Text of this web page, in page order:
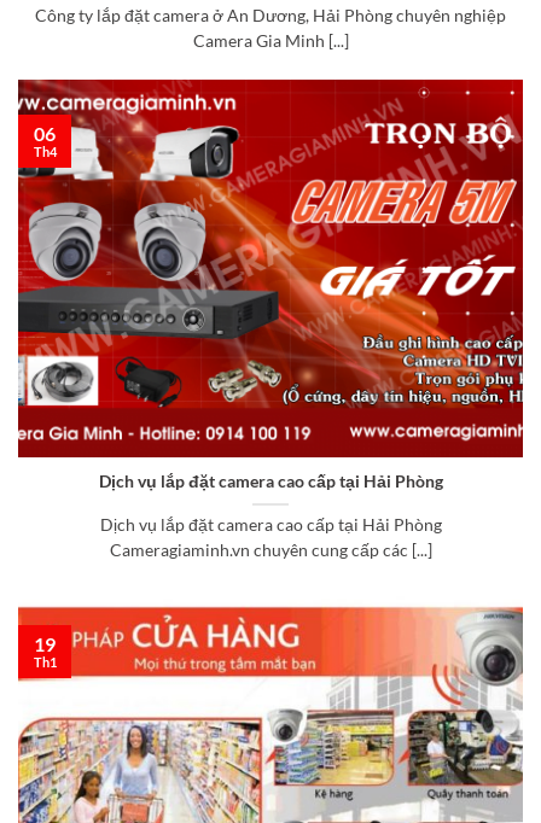
Công ty lắp đặt camera ở An Dương, Hải Phòng chuyên nghiệp
Camera Gia Minh [...]
Dịch vụ lắp đặt camera cao cấp tại Hải Phòng
Dịch vụ lắp đặt camera cao cấp tại Hải Phòng
Cameragiaminh.vn chuyên cung cấp các [...]
06
Th4
19
Th1